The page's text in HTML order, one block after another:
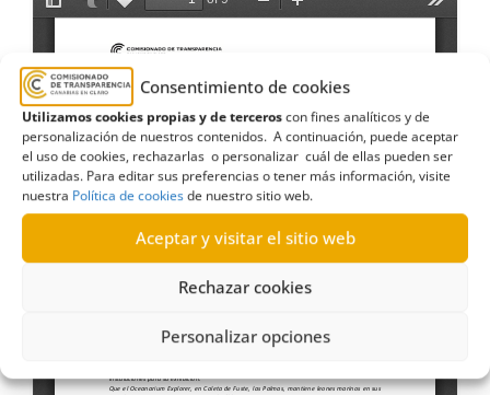
Consentimiento de cookies
Utilizamos cookies propias y de terceroscon fines analíticos y de
personalización de nuestros contenidos. A continuación, puede aceptar
el uso de cookies, rechazarlas o personalizar cuál de ellas pueden ser
utilizadas. Para editar sus preferencias o tener más información, visite
nuestra Política de cookiesde nuestro sitio web.
Aceptar y visitar el sitio web
Rechazar cookies
Personalizar opciones